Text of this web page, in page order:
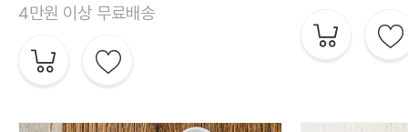
4만원 이상 무료배송